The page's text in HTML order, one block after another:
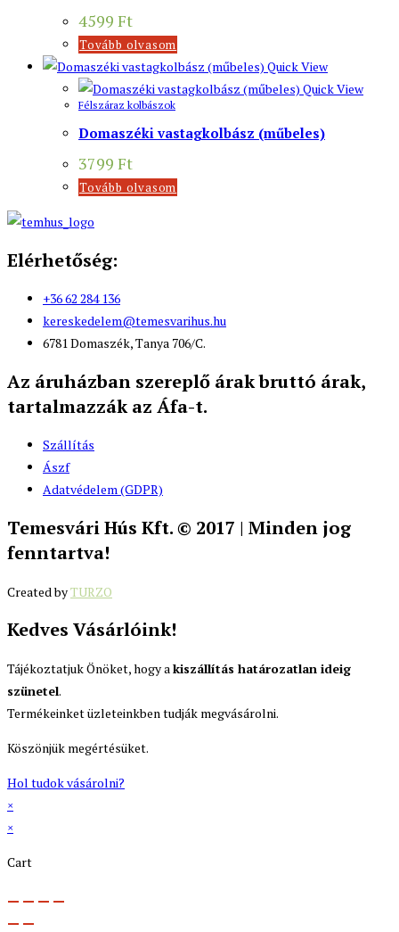
4599 Ft
Tovább olvasom
Quick View
Quick View
Félszáraz kolbászok
Domaszéki vastagkolbász (műbeles)
3799 Ft
Tovább olvasom
Elérhetőség:
+36 62 284 136
kereskedelem@temesvarihus.hu
6781 Domaszék, Tanya 706/C.
Az áruházban szereplő árak bruttó árak,
tartalmazzák az Áfa-t.
Szállítás
Ászf
Adatvédelem (GDPR)
Temesvári Hús Kft. © 2017 | Minden jog
fenntartva!
Created byTURZO
Kedves Vásárlóink!
Tájékoztatjuk Önöket, hogy akiszállítás határozatlan ideig
szünetel.
Termékeinket üzleteinkben tudják megvásárolni.
Köszönjük megértésüket.
Hol tudok vásárolni?
×
×
Cart